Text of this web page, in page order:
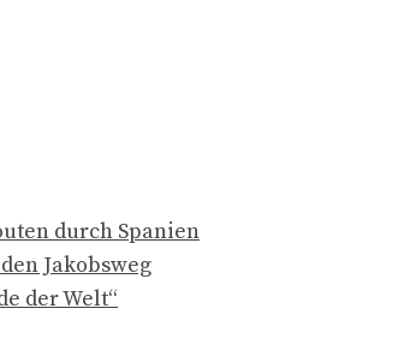
durch Spanien
Jakobsweg
der Welt“